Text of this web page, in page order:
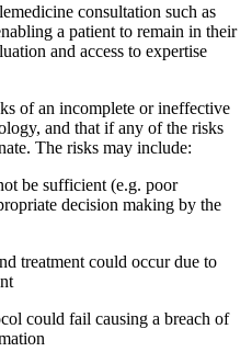
consultation such as
a patient to remain in their
and access to expertise
of an incomplete or ineffective
and that if any of the risks
The risks may include:
be sufficient (e.g. poor
decision making by the
treatment could occur due to
could fail causing a breach of